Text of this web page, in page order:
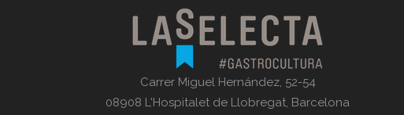
Carrer Miguel Hernández, 52-54
08908 L'Hospitalet de Llobregat, Barcelona